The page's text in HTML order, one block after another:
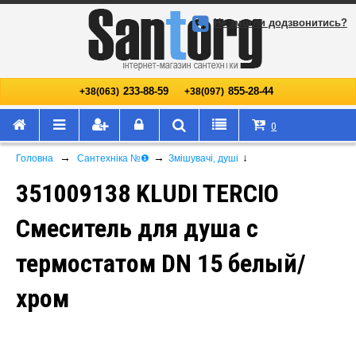
+38(063) 233-88-59 +38(097) 855-28-44
Не змогли додзвонитись?
0
Головна → Сантехніка №❶ → Змішувачі, душі ↓
351009138 KLUDI TERCIO
Смеситель для душа с
термостатом DN 15 белый/
хром